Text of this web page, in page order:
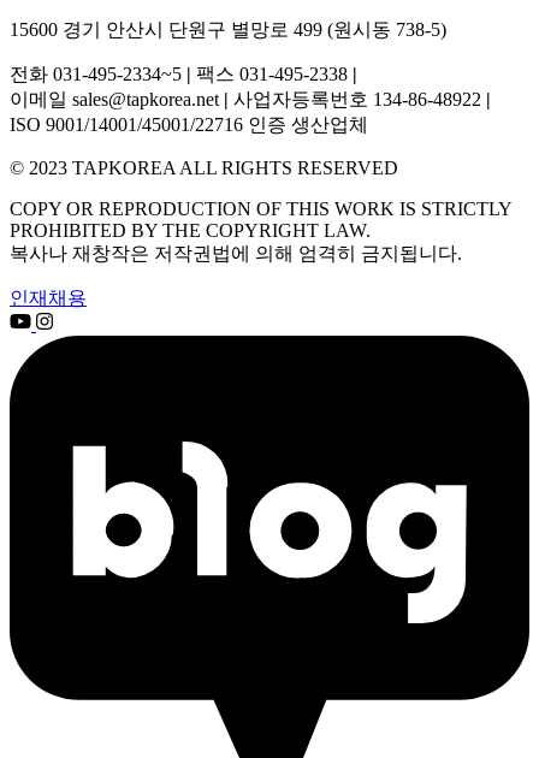
15600 경기 안산시 단원구 별망로 499 (원시동 738-5)
전화 031-495-2334~5 | 팩스 031-495-2338 |
이메일 sales@tapkorea.net | 사업자등록번호 134-86-48922 |
ISO 9001/14001/45001/22716 인증 생산업체
© 2023 TAPKOREA ALL RIGHTS RESERVED
COPY OR REPRODUCTION OF THIS WORK IS STRICTLY
PROHIBITED BY THE COPYRIGHT LAW.
복사나 재창작은 저작권법에 의해 엄격히 금지됩니다.
인재채용